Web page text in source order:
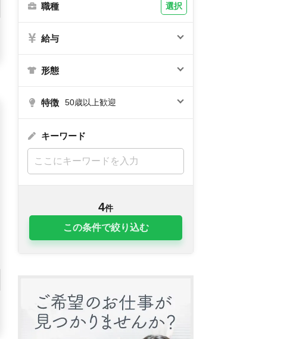
職種 選択
給与
形態
特徴 50歳以上歓迎
キーワード
4件
この条件で絞り込む